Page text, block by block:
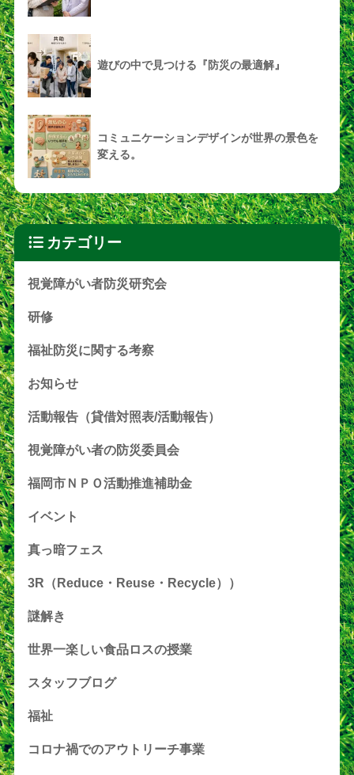
遊びの中で見つける『防災の最適解』
コミュニケーションデザインが世界の景色を
変える。
カテゴリー
視覚障がい者防災研究会
研修
福祉防災に関する考察
お知らせ
活動報告（貸借対照表/活動報告）
視覚障がい者の防災委員会
福岡市ＮＰＯ活動推進補助金
イベント
真っ暗フェス
3R（Reduce・Reuse・Recycle））
謎解き
世界一楽しい食品ロスの授業
スタッフブログ
福祉
コロナ禍でのアウトリーチ事業